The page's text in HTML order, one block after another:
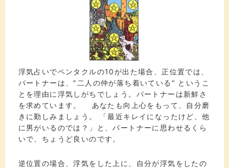
浮気占いでペンタクルの10が出た場合、正位置では、
パートナーは、"二人の仲が落ち着いている" というこ
とを理由に浮気しがちでしょう。パートナーは新鮮さ
を求めています。 あなたも向上心をもって、自分磨
きに勤しみましょう。 「最近キレイになったけど、他
に男がいるのでは？」と、パートナーに思わせるくら
いで、ちょうど良いのです。
逆位置の場合、浮気をした上に、自分が浮気をしたの